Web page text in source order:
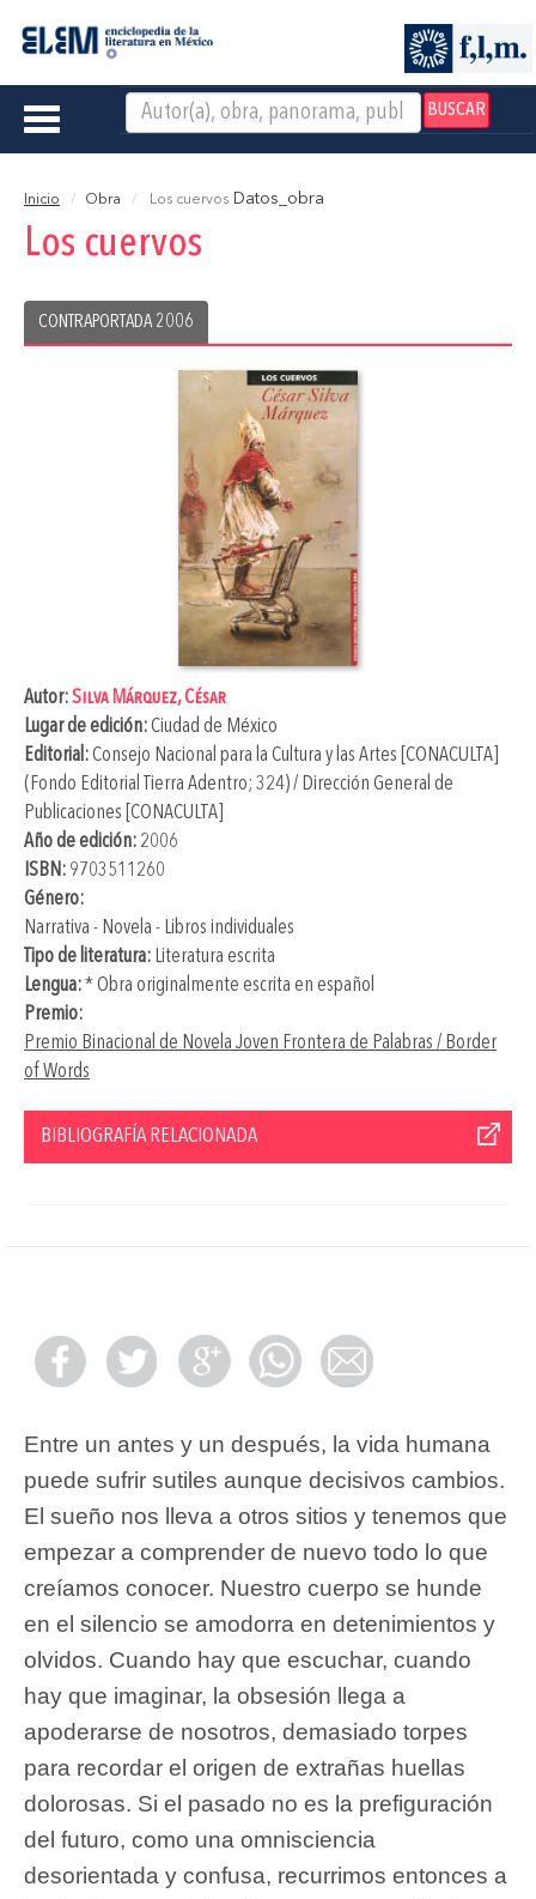
BUSCAR
Toggle
Inicio Obra Los cuervos Datos_obra
Los cuervos
CONTRAPORTADA 2006
Autor:Silva Márquez, César
Lugar de edición:Ciudad de México
Editorial:Consejo Nacional para la Cultura y las Artes [CONACULTA]
(Fondo Editorial Tierra Adentro; 324) / Dirección General de
Publicaciones [CONACULTA]
Año de edición: 2006
ISBN: 9703511260
Género:
Narrativa - Novela - Libros individuales
Tipo de literatura: Literatura escrita
Lengua:* Obra originalmente escrita en español
Premio:
Premio Binacional de Novela Joven Frontera de Palabras / Border
of Words
BIBLIOGRAFÍA RELACIONADA
Entre un antes y un después, la vida humana
puede sufrir sutiles aunque decisivos cambios.
El sueño nos lleva a otros sitios y tenemos que
empezar a comprender de nuevo todo lo que
creíamos conocer. Nuestro cuerpo se hunde
en el silencio se amodorra en detenimientos y
olvidos. Cuando hay que escuchar, cuando
hay que imaginar, la obsesión llega a
apoderarse de nosotros, demasiado torpes
para recordar el origen de extrañas huellas
dolorosas. Si el pasado no es la prefiguración
del futuro, como una omnisciencia
desorientada y confusa, recurrimos entonces a